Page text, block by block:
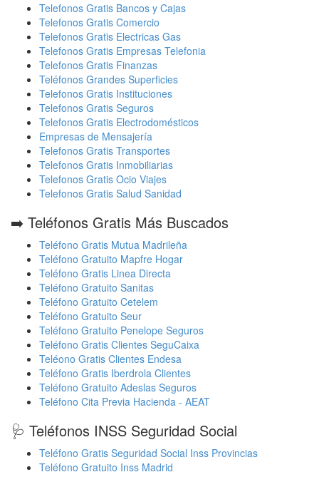
Telefonos Gratis Bancos y Cajas
Telefonos Gratis Comercio
Telefonos Gratis Electricas Gas
Telefonos Gratis Empresas Telefonia
Telefonos Gratis Finanzas
Teléfonos Grandes Superficies
Telefonos Gratis Instituciones
Telefonos Gratis Seguros
Telefonos Gratis Electrodomésticos
Empresas de Mensajería
Telefonos Gratis Transportes
Telefonos Gratis Inmobiliarias
Telefonos Gratis Ocio Viajes
Telefonos Gratis Salud Sanidad
➡️ Teléfonos Gratis Más Buscados
Teléfono Gratis Mutua Madrileña
Teléfono Gratuito Mapfre Hogar
Teléfono Gratis Linea Directa
Teléfono Gratuito Sanitas
Teléfono Gratuito Cetelem
Teléfono Gratuito Seur
Teléfono Gratuito Penelope Seguros
Teléfono Gratis Clientes SeguCaixa
Teléono Gratis Clientes Endesa
Teléfono Gratis Iberdrola Clientes
Teléfono Gratuito Adeslas Seguros
Teléfono Cita Previa Hacienda - AEAT
🩺 Teléfonos INSS Seguridad Social
Teléfono Gratis Seguridad Social Inss Provincias
Teléfono Gratuito Inss Madrid